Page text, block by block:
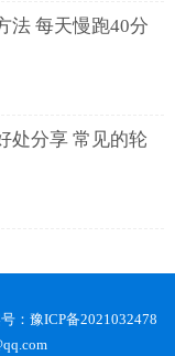
法 每天慢跑40分
处分享 常见的轮
： 豫ICP备2021032478